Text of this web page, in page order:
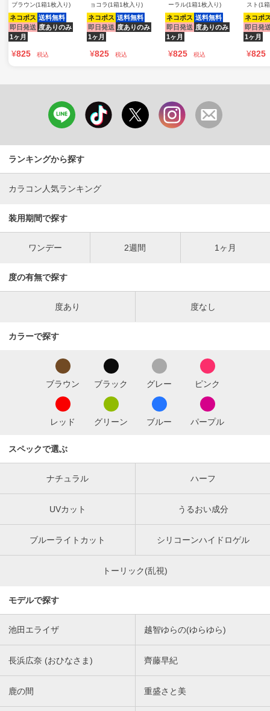
ブラウン(1箱1枚入り)
ネコポス 送料無料
即日発送 度ありのみ
1ヶ月
¥825 税込
ョコラ(1箱1枚入り)
ネコポス 送料無料
即日発送 度ありのみ
1ヶ月
¥825 税込
ーラル(1箱1枚入り)
ネコポス 送料無料
即日発送 度ありのみ
1ヶ月
¥825 税込
スト(1
ネコポ
即日発
1ヶ月
¥825
ランキングから探す
カラコン人気ランキング
装用期間で探す
ワンデー 2週間 1ヶ月
度の有無で探す
度あり 度なし
カラーで探す
ブラウン ブラック グレー ピンク
レッド グリーン ブルー パープル
スペックで選ぶ
ナチュラル ハーフ
UVカット うるおい成分
ブルーライトカット シリコーンハイドロゲル
トーリック(乱視)
モデルで探す
池田エライザ 越智ゆらの(ゆらゆら)
長浜広奈 (おひなさま) 齊藤早紀
鹿の間 重盛さと美